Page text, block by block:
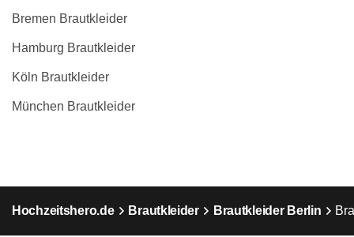
Bremen Brautkleider
Hamburg Brautkleider
Köln Brautkleider
München Brautkleider
Hochzeitshero.de Brautkleider Brautkleider Berlin